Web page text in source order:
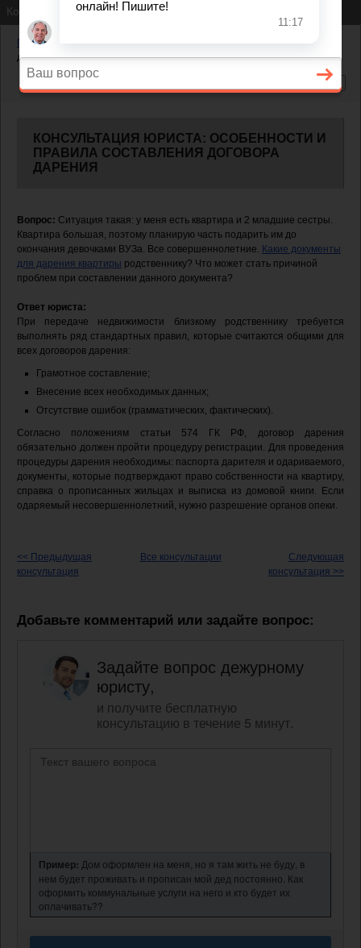
Консультация юриста
Главная
договора дарения
КОНСУЛЬТАЦИЯ ЮРИСТА: ОСОБЕННОСТИ И
ПРАВИЛА СОСТАВЛЕНИЯ ДОГОВОРА
ДАРЕНИЯ
Вопрос: Ситуация такая: у меня есть квартира и 2 младшие сестры.
Квартира большая, поэтому планирую часть подарить им до
окончания девочками ВУЗа. Все совершеннолетние. Какие документы
для дарения квартиры родственнику? Что может стать причиной
проблем при составлении данного документа?
Ответ юриста:
При передаче недвижимости близкому родственнику требуется
выполнять ряд стандартных правил, которые считаются общими для
всех договоров дарения:
Грамотное составление;
Внесение всех необходимых данных;
Отсутствие ошибок (грамматических, фактических).
Согласно положениям статьи 574 ГК РФ, договор дарения
обязательно должен пройти процедуру регистрации. Для проведения
процедуры дарения необходимы: паспорта дарителя и одариваемого,
документы, которые подтверждают право собственности на квартиру,
справка о прописанных жильцах и выписка из домовой книги. Если
одаряемый несовершеннолетний, нужно разрешение органов опеки.
<< Предыдущая
консультация
Следующая
консультация >>
Все консультации
Добавьте комментарий или задайте вопрос:
Задайте вопрос дежурному
юристу,
и получите бесплатную
консультацию в течение 5 минут.
Пример: Дом оформлен на меня, но я там жить не буду, в
нем будет проживать и прописан мой дед постоянно. Как
оформить коммунальные услуги на него и кто будет их
оплачивать??